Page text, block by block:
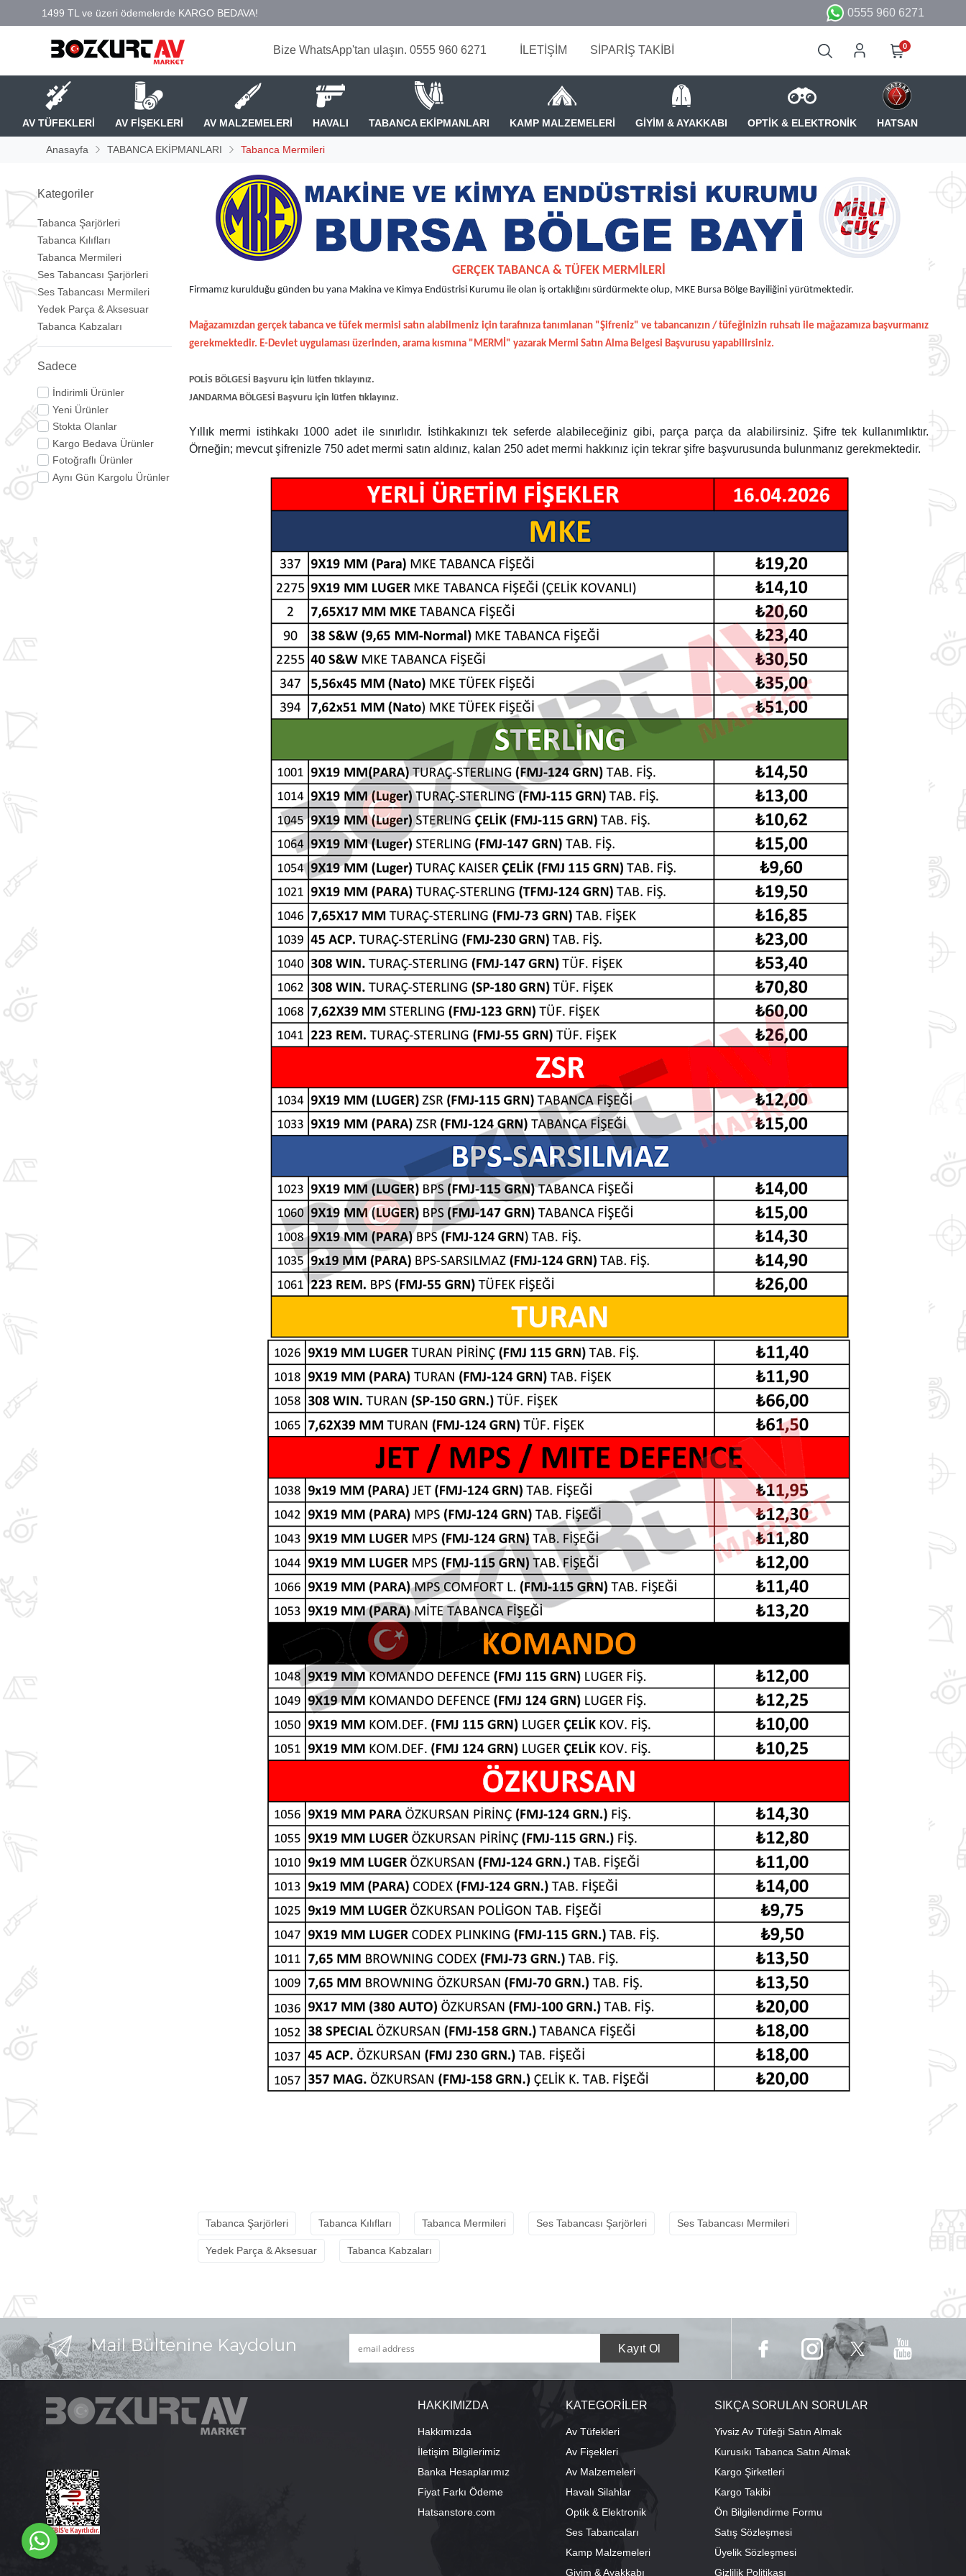
0555 960 6271
Bize WhatsApp'tan ulaşın. 0555 960 6271 İLETİŞİM SİPARİŞ TAKİBİ 0
AV TÜFEKLERİ AV FİŞEKLERİ AV MALZEMELERİ HAVALI TABANCA EKİPMANLARI KAMP MALZEMELERİ GİYİM & AYAKKABI OPTİK & ELEKTRONİK HATSAN
Anasayfa TABANCA EKİPMANLARI Tabanca Mermileri
Kategoriler
Tabanca Şarjörleri
Tabanca Kılıfları
Tabanca Mermileri
Ses Tabancası Şarjörleri
Ses Tabancası Mermileri
Yedek Parça & Aksesuar
Tabanca Kabzaları
Sadece
İndirimli Ürünler
Yeni Ürünler
Stokta Olanlar
Kargo Bedava Ürünler
Fotoğraflı Ürünler
Aynı Gün Kargolu Ürünler
GERÇEK TABANCA & TÜFEK MERMİLERİ
Firmamız kurulduğu günden bu yana Makina ve Kimya Endüstrisi Kurumu ile olan iş ortaklığını sürdürmekte olup, MKE Bursa Bölge Bayiliğini yürütmektedir.
Mağazamızdan gerçek tabanca ve tüfek mermisi satın alabilmeniz için tarafınıza tanımlanan "Şifreniz" ve tabancanızın / tüfeğinizin ruhsatı ile mağazamıza başvurmanız
gerekmektedir. E-Devlet uygulaması üzerinden, arama kısmına "MERMİ" yazarak Mermi Satın Alma Belgesi Başvurusu yapabilirsiniz.
POLİS BÖLGESİ Başvuru için lütfen tıklayınız.
JANDARMA BÖLGESİ Başvuru için lütfen tıklayınız.
Yıllık mermi istihkakı 1000 adet ile sınırlıdır. İstihkakınızı tek seferde alabileceğiniz gibi, parça parça da alabilirsiniz. Şifre tek kullanımlıktır.
Örneğin; mevcut şifrenizle 750 adet mermi satın aldınız, kalan 250 adet mermi hakkınız için tekrar şifre başvurusunda bulunmanız gerekmektedir.
Tabanca Şarjörleri Tabanca Kılıfları Tabanca Mermileri Ses Tabancası Şarjörleri Ses Tabancası Mermileri
Yedek Parça & Aksesuar Tabanca Kabzaları
HAKKIMIZDA
Hakkımızda
İletişim Bilgilerimiz
Banka Hesaplarımız
Fiyat Farkı Ödeme
Hatsanstore.com
KATEGORİLER
Av Tüfekleri
Av Fişekleri
Av Malzemeleri
Havalı Silahlar
Optik & Elektronik
Ses Tabancaları
Kamp Malzemeleri
Giyim & Ayakkabı
SIKÇA SORULAN SORULAR
Yivsiz Av Tüfeği Satın Almak
Kurusıkı Tabanca Satın Almak
Kargo Şirketleri
Kargo Takibi
Ön Bilgilendirme Formu
Satış Sözleşmesi
Üyelik Sözleşmesi
Gizlilik Politikası